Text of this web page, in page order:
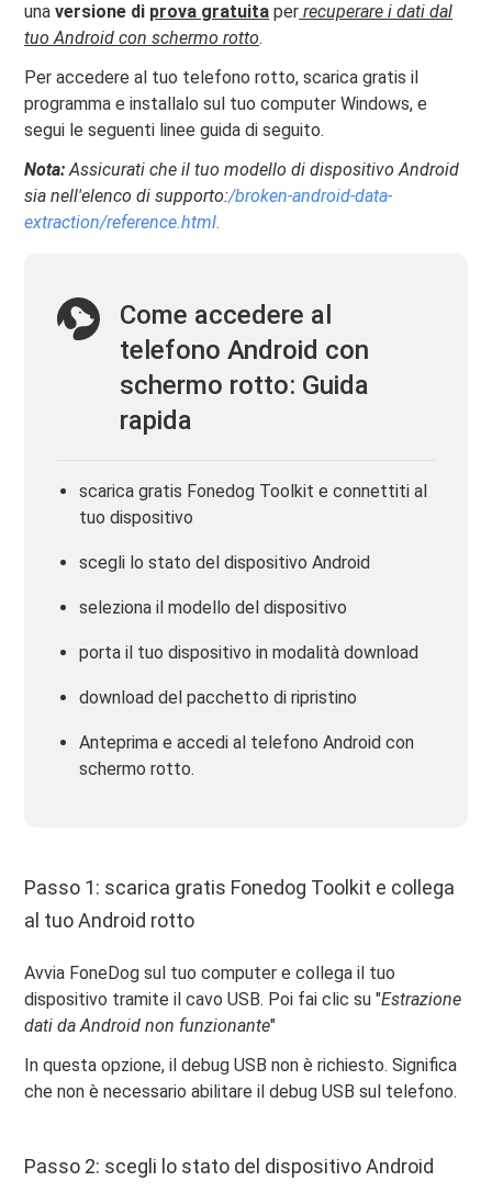
unaversione di prova gratuita per recuperare i dati dal
tuo Android con schermo rotto.
Per accedere al tuo telefono rotto, scarica gratis il
programma e installalo sul tuo computer Windows, e
segui le seguenti linee guida di seguito.
Nota:Assicurati che il tuo modello di dispositivo Android
sia nell'elenco di supporto:/broken-android-data-
extraction/reference.html.
Come accedere al
telefono Android con
schermo rotto: Guida
rapida
scarica gratis Fonedog Toolkit e connettiti al
tuo dispositivo
scegli lo stato del dispositivo Android
seleziona il modello del dispositivo
porta il tuo dispositivo in modalità download
download del pacchetto di ripristino
Anteprima e accedi al telefono Android con
schermo rotto.
Passo 1: scarica gratis Fonedog Toolkit e collega
al tuo Android rotto
Avvia FoneDog sul tuo computer e collega il tuo
dispositivo tramite il cavo USB. Poi fai clic su "Estrazione
dati da Android non funzionante"
In questa opzione, il debug USB non è richiesto. Significa
che non è necessario abilitare il debug USB sul telefono.
Passo 2: scegli lo stato del dispositivo Android